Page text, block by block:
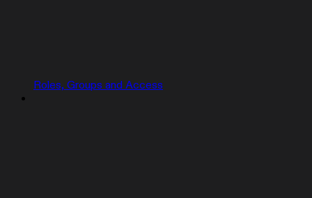
Roles, Groups and Access